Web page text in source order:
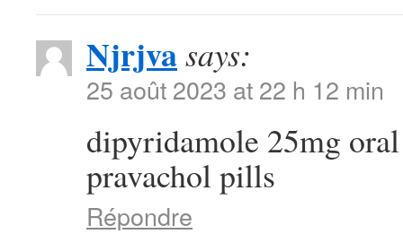
Njrjvasays:
25 août 2023 at 22 h 12 min
dipyridamole 25mg
pravachol pills
Répondre